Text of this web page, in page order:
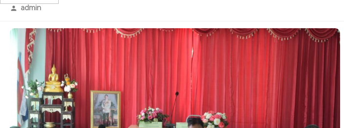
person admin